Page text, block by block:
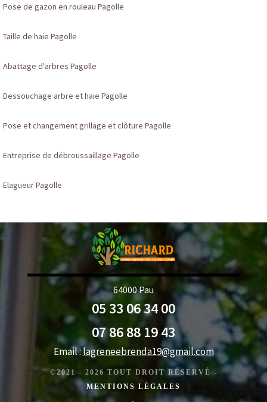
Pose de gazon en rouleau Pagolle
Taille de haie Pagolle
Abattage d'arbres Pagolle
Dessouchage arbre et haie Pagolle
Pose et changement grillage et clôture Pagolle
Entreprise de débroussaillage Pagolle
Elagueur Pagolle
64000 Pau
05 33 06 34 00
07 86 88 19 43
Email :lagreneebrenda19@gmail.com
©2021 - 2026 TOUT DROIT RÉSERVÉ -
MENTIONS LÉGALES